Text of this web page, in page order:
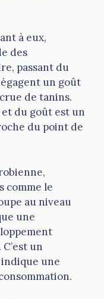
à eux,
des
passant du
un goût
de tanins.
du goût est un
du point de
comme le
au niveau
une
un
une